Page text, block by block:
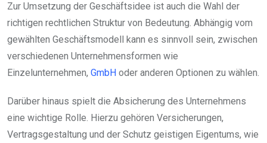
Zur Umsetzung der Geschäftsidee ist auch die Wahl der
richtigen rechtlichen Struktur von Bedeutung. Abhängig vom
gewählten Geschäftsmodell kann es sinnvoll sein, zwischen
verschiedenen Unternehmensformen wie
Einzelunternehmen, GmbH oder anderen Optionen zu wählen.
Darüber hinaus spielt die Absicherung des Unternehmens
eine wichtige Rolle. Hierzu gehören Versicherungen,
Vertragsgestaltung und der Schutz geistigen Eigentums, wie